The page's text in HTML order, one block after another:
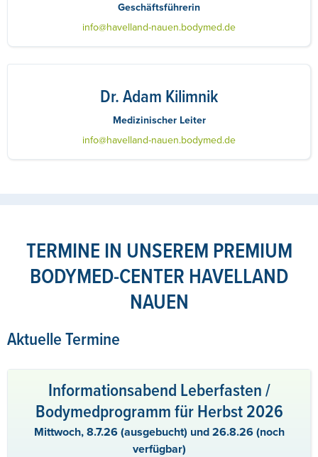
Geschäftsführerin
info@havelland-nauen.bodymed.de
Dr. Adam Kilimnik
Medizinischer Leiter
info@havelland-nauen.bodymed.de
TERMINE IN UNSEREM PREMIUM
BODYMED-CENTER HAVELLAND
NAUEN
Aktuelle Termine
Informationsabend Leberfasten /
Bodymedprogramm für Herbst 2026
Mittwoch, 8.7.26 (ausgebucht) und 26.8.26 (noch
verfügbar)